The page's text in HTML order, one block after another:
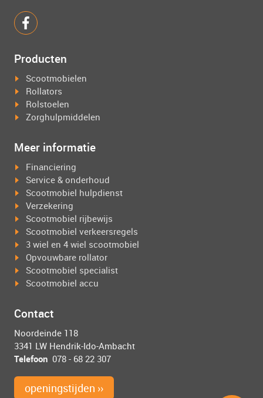
Producten
Scootmobielen
Rollators
Rolstoelen
Zorghulpmiddelen
Meer informatie
Financiering
Service & onderhoud
Scootmobiel hulpdienst
Verzekering
Scootmobiel rijbewijs
Scootmobiel verkeersregels
3 wiel en 4 wiel scootmobiel
Opvouwbare rollator
Scootmobiel specialist
Scootmobiel accu
Contact
Noordeinde 118
3341 LW Hendrik-Ido-Ambacht
Telefoon 078 - 68 22 307
openingstijden ››